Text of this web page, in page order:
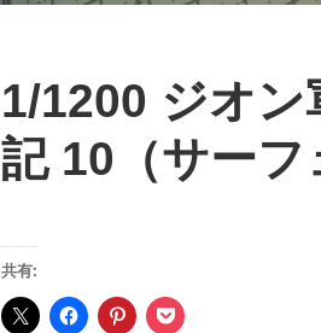
1/1200 ジオ
記 10（サーフ
共有: